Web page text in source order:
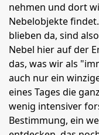
nehmen und dort
Nebelobjekte
blieben da, sind
Nebel hier auf der
das, was wir als
auch nur ein
eines Tages die
wenig intensiver
Bestimmung, ein